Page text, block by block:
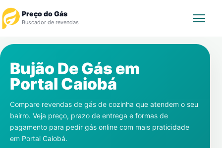
Preço do Gás
Buscador de revendas
Revendedor
Notícias
Cadastre-se
Bujão De Gás em
Portal Caiobá
Compare revendas de gás de cozinha que atendem o seu
bairro. Veja preço, prazo de entrega e formas de
pagamento para pedir gás online com mais praticidade
em Portal Caiobá.